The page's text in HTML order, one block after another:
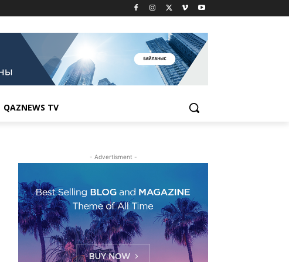
QAZNEWS TV
- Advertisment -